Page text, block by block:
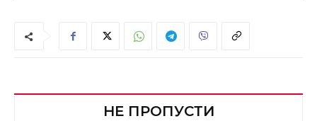
НЕ ПРОПУСТИ